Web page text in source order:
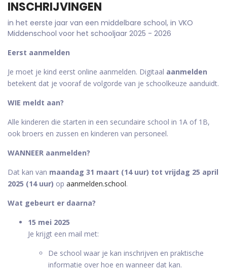
INSCHRIJVINGEN
in het eerste jaar van een middelbare school, in VKO
Middenschool voor het schooljaar 2025 - 2026
Eerst aanmelden
Je moet je kind eerst online aanmelden. Digitaal aanmelden
betekent dat je vooraf de volgorde van je schoolkeuze aanduidt.
WIE meldt aan?
Alle kinderen die starten in een secundaire school in 1A of 1B,
ook broers en zussen en kinderen van personeel.
WANNEER aanmelden?
Dat kan van maandag 31 maart (14 uur) tot vrijdag 25 april
2025 (14 uur) op aanmelden.school.
Wat gebeurt er daarna?
15 mei 2025
Je krijgt een mail met:
De school waar je kan inschrijven en praktische
informatie over hoe en wanneer dat kan.